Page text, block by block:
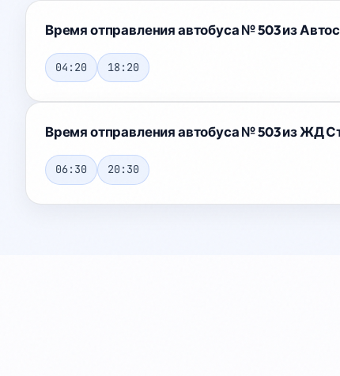
Время отправления автобуса № 503 из
04:20 18:20
Время отправления автобуса № 503 из ЖД
06:30 20:30